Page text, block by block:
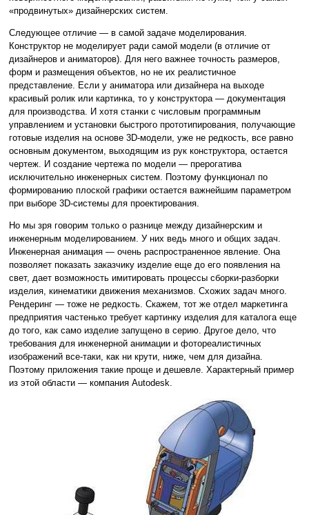
«продвинутых» дизайнерских систем.
Следующее отличие — в самой задаче моделирования.
Конструктор не моделирует ради самой модели (в отличие от
дизайнеров и аниматоров). Для него важнее точность размеров,
форм и размещения объектов, но не их реалистичное
представление. Если у аниматора или дизайнера на выходе
красивый ролик или картинка, то у конструктора — документация
для производства. И хотя станки с числовым программным
управлением и установки быстрого прототипирования, получающие
готовые изделия на основе 3D-модели, уже не редкость, все равно
основным документом, выходящим из рук конструктора, остается
чертеж. И создание чертежа по модели — прерогатива
исключительно инженерных систем. Поэтому функционал по
формированию плоской графики остается важнейшим параметром
при выборе 3D-системы для проектирования.
Но мы зря говорим только о разнице между дизайнерским и
инженерным моделированием. У них ведь много и общих задач.
Инженерная анимация — очень распространенное явление. Она
позволяет показать заказчику изделие еще до его появления на
свет, дает возможность имитировать процессы сборки-разборки
изделия, кинематики движения механизмов. Схожих задач много.
Рендеринг — тоже не редкость. Скажем, тот же отдел маркетинга
предприятия частенько требует картинку изделия для каталога еще
до того, как само изделие запущено в серию. Другое дело, что
требования для инженерной анимации и фотореалистичных
изображений все-таки, как ни крути, ниже, чем для дизайна.
Поэтому приложения такие проще и дешевле. Характерный пример
из этой области — компания Autodesk.